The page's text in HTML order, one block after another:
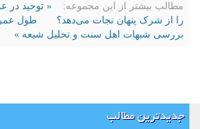
مطالب بیشتر از این مجموعه:
« توحید در
را از شرک پنهان نجات می‌دهد؟
طول
بررسی شبهات اهل سنت و تحلیل شیعه »
جدیدترین مطالب